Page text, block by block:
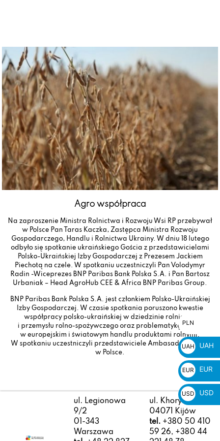
Agro współpraca
Na zaproszenie Ministra Rolnictwa i Rozwoju Wsi RP przebywał
w Polsce Pan Taras Kaczka, Zastępca Ministra Rozwoju
Gospodarczego, Handlu i Rolnictwa Ukrainy. W dniu 18 lutego
odbyło się spotkanie ukraińskiego Gościa z przedstawicielami
Polsko-Ukraińskiej Izby Gospodarczej z Prezesem Jackiem
Piechotą na czele. W spotkaniu uczestniczyli Pan Volodymyr
Radin -Wiceprezes BNP Paribas Bank Polska S.A. i Pan Bartosz
Urbaniak – Head AgroHub CEE & Africa BNP Paribas Group.
BNP Paribas Bank Polska S.A. jest członkiem Polsko-Ukraińskiej
Izby Gospodarczej. W czasie spotkania poruszono kwestie
współpracy polsko-ukraińskiej w dziedzinie rolnictwa
i przemysłu rolno-spożywczego oraz problematykę zmian
w europejskim i światowym handlu produktami rolnymi.
W spotkaniu uczestniczyli przedstawiciele Ambasady Ukrainy
w Polsce.
ul. Legionowa
9/2
01-343
Warszawa
ul. Khoryva 4/10
04071 Kijów
tel. +380 50 410
59 26, +380 44
PLN
zł
UAH
₴
UAH
EUR
€
EUR
USD
$
USD